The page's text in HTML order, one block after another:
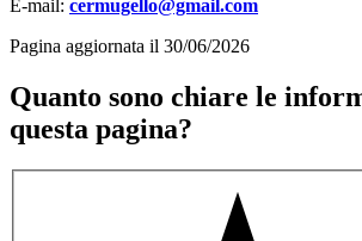
E-mail: cermugello@gmail.com
Pagina aggiornata il 30/06/2026
Quanto sono chiare le
questa pagina?